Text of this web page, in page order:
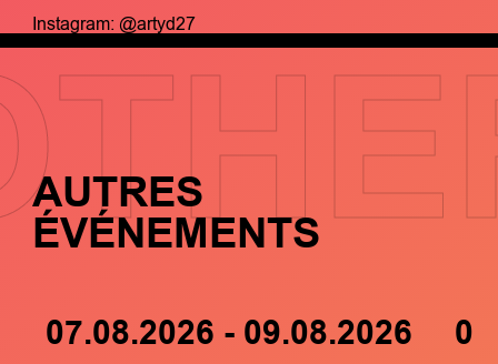
Instagram: @artyd27
AUTRES
ÉVÉNEMENTS
07.08.2026 - 09.08.2026